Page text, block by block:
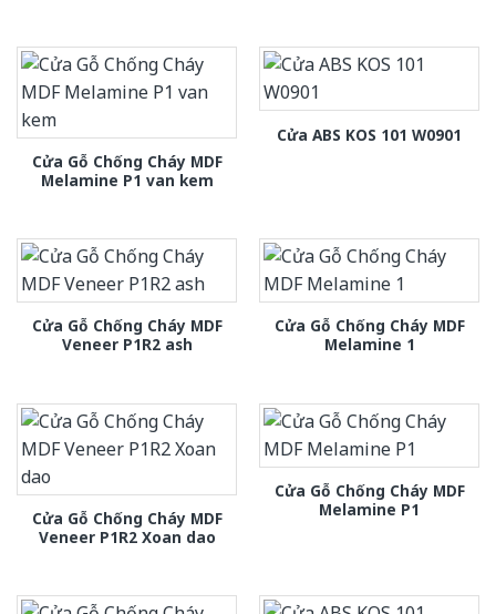
Cửa Gỗ Chống Cháy MDF
Melamine P1 van kem
Cửa ABS KOS 101 W0901
Cửa Gỗ Chống Cháy MDF
Veneer P1R2 ash
Cửa Gỗ Chống Cháy MDF
Melamine 1
Cửa Gỗ Chống Cháy MDF
Veneer P1R2 Xoan dao
Cửa Gỗ Chống Cháy MDF
Melamine P1